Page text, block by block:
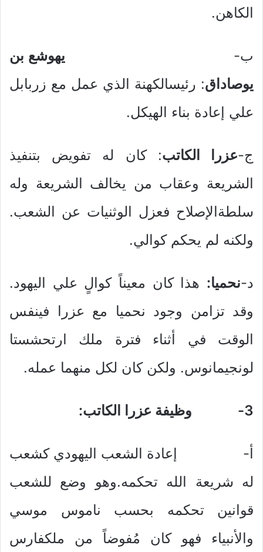
الكاهن.
ب‌- يهوشع بن
يوصاداق: رئيسالكهنة الذي عمل مع زربابل
علي إعادة بناء الهيكل.
ج-عزرا الكاتب: كان له تفويض بتنفيذ
الشريعة وعقاب من يخالف الشريعة وله
سلطةالإصلاح فعزل الوثنيات عن الشعب.
ولكنه لم يحكم كوالي.
د-نحميا: هذا كان معيناً كوالٍ علي اليهود.
وقد تزامن وجود نحميا مع عزرا فينفس
الوقت في أثناء فترة ملك ارتحشستا
لونجيمانوس. ولكن كان لكل منهما عمله.
3- وظيفة عزرا الكاتب:
أ‌- إعادة الشعب اليهودي كشعب
له شريعة الله تحكمه.وهو وضع للشعب
قوانين تحكمه بحسب ناموس موسي
والأنبياء فهو كان مُفوضاً من ملكفارس